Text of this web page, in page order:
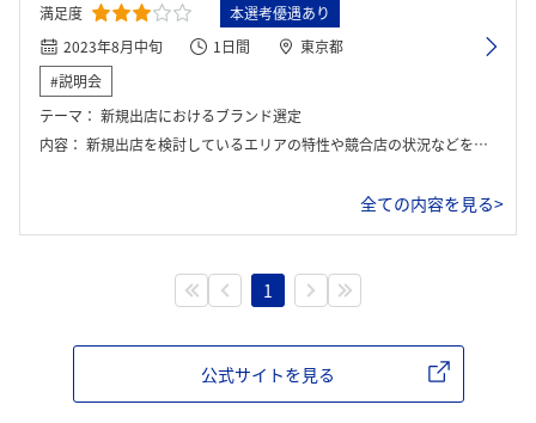
満足度
本選考優遇あり
2023年8月中旬
1日間
東京都
#説明会
テーマ： 新規出店におけるブランド選定
内容： 新規出店を検討しているエリアの特性や競合店の状況などを考慮し、最適なブランドを考える
全ての内容を見る>
1
公式サイトを見る